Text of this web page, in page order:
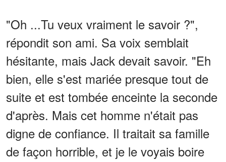
"Oh ...Tu veux vraiment le savoir ?",
répondit son ami. Sa voix semblait
hésitante, mais Jack devait savoir. "Eh
bien, elle s'est mariée presque tout de
suite et est tombée enceinte la seconde
d'après. Mais cet homme n'était pas
digne de confiance. Il traitait sa famille
de façon horrible, et je le voyais boire